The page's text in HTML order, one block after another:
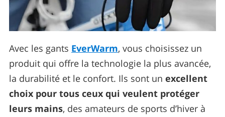
Avec les gants EverWarm, vous choisissez un
produit qui offre la technologie la plus avancée,
la durabilité et le confort. Ils sont un excellent
choix pour tous ceux qui veulent protéger
leurs mains, des amateurs de sports d’hiver à